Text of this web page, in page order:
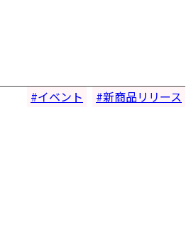
イベント
新商品リリース